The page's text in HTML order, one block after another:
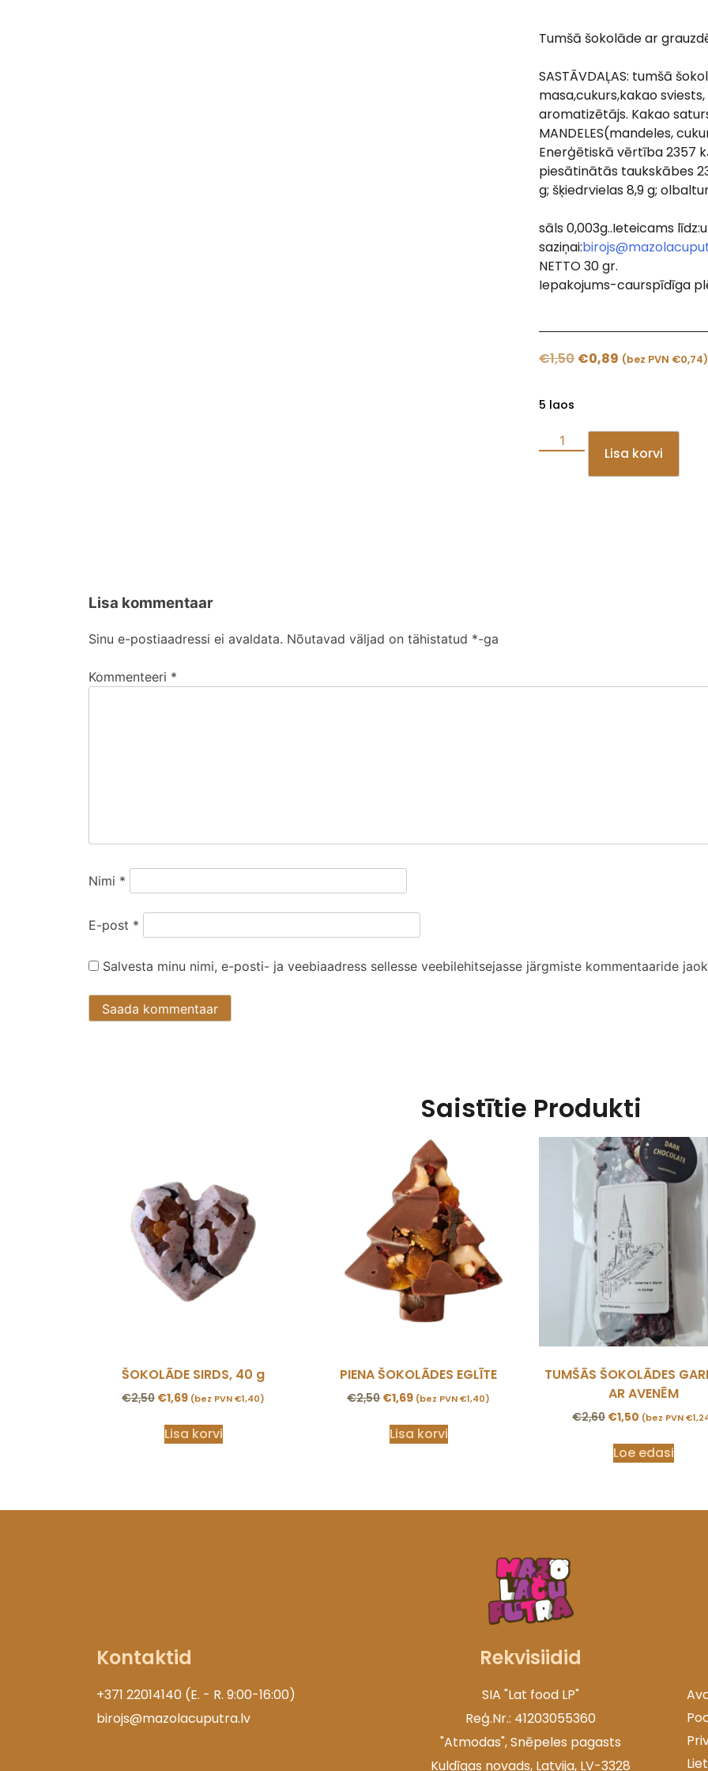
Tumšā šokolāde ar
SASTĀVDAĻAS: tumšā
masa,cukurs,kakao
aromatizētājs. Kakao
MANDELES(mandeles,
Enerģētiskā vērtība 2357
piesātinātās taukskābes
g; šķiedrvielas 8,9 g;
sāls 0,003g..Ieteicams
saziņai:
NETTO 30 gr.
Iepakojums-caurspīdīga
€1,50 €0,89 (bez PVN €0,74)
5 laos
Lisa korvi
Lisa kommentaar
Sinu e-postiaadressi ei avaldata. Nõutavad väljad on tähistatud *-ga
Kommenteeri *
Nimi *
E-post *
Salvesta minu nimi, e-posti- ja veebiaadress sellesse veebilehitsejasse järgmiste kommentaaride
Saistītie Produkti
ŠOKOLĀDE SIRDS, 40 g
€2,50 €1,69 (bez PVN€1,40)
Lisa korvi
PIENA ŠOKOLĀDES EGLĪTE
€2,50 €1,69 (bez PVN€1,40)
Lisa korvi
TUMŠĀS ŠOKOLĀDES
AR AVENĒM
€2,60 €1,50 (bez PVN€
Loe edasi
Kontaktid
+371 22014140 (E. - R. 9:00-16:00)
birojs@mazolacuputra.lv
Rekvisiidid
SIA "Lat food LP"
Reģ.Nr.: 41203055360
"Atmodas", Snēpeles pagasts
Kuldīgas novads, Latvija, LV-3328